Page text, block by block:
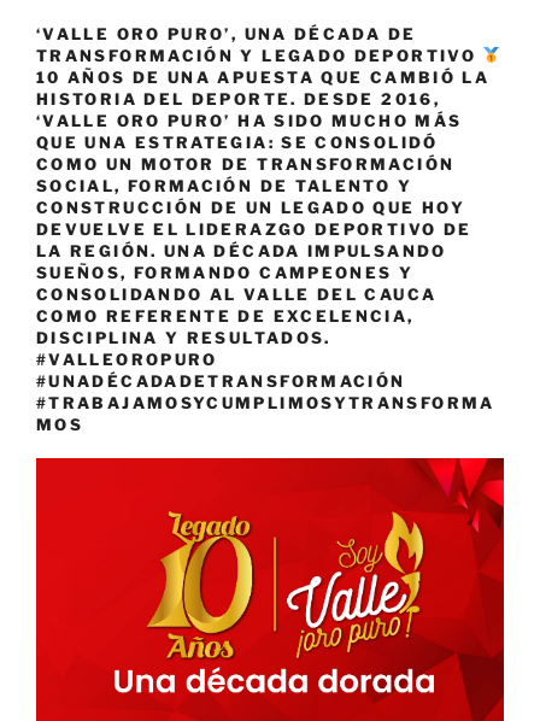
‘VALLE ORO PURO’, UNA DÉCADA DE
TRANSFORMACIÓN Y LEGADO DEPORTIVO
10 AÑOS DE UNA APUESTA QUE CAMBIÓ LA
HISTORIA DEL DEPORTE. DESDE 2016,
‘VALLE ORO PURO’ HA SIDO MUCHO MÁS
QUE UNA ESTRATEGIA: SE CONSOLIDÓ
COMO UN MOTOR DE TRANSFORMACIÓN
SOCIAL, FORMACIÓN DE TALENTO Y
CONSTRUCCIÓN DE UN LEGADO QUE HOY
DEVUELVE EL LIDERAZGO DEPORTIVO DE
LA REGIÓN. UNA DÉCADA IMPULSANDO
SUEÑOS, FORMANDO CAMPEONES Y
CONSOLIDANDO AL VALLE DEL CAUCA
COMO REFERENTE DE EXCELENCIA,
DISCIPLINA Y RESULTADOS.
#VALLEOROPURO
#UNADÉCADADETRANSFORMACIÓN
#TRABAJAMOSYCUMPLIMOSYTRANSFORMA
MOS